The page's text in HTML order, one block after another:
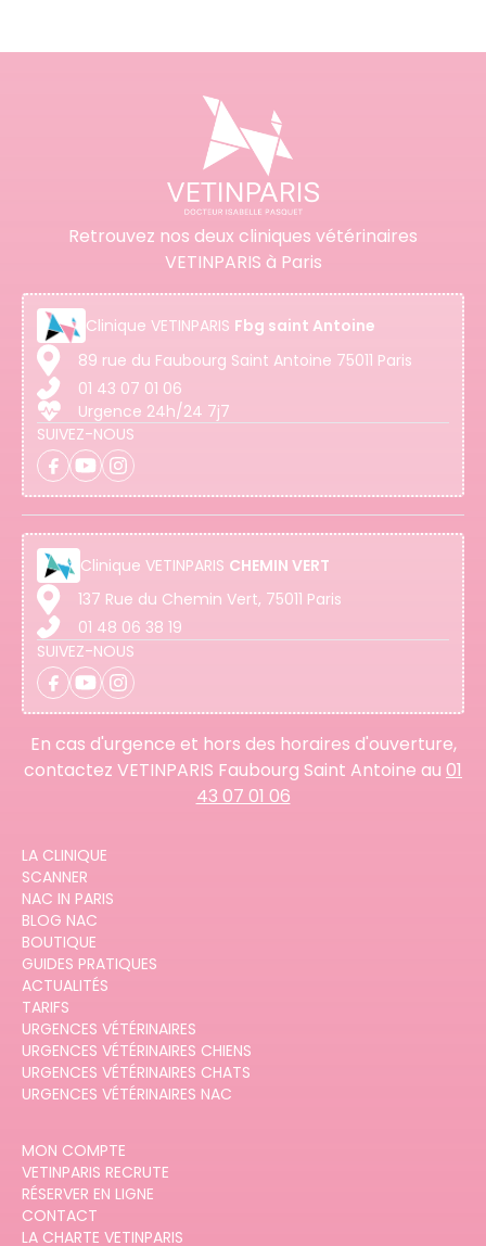
Retrouvez nos deux cliniques vétérinaires
VETINPARIS à Paris
Clinique VETINPARIS Fbg saint Antoine
89 rue du Faubourg Saint Antoine 75011 Paris
01 43 07 01 06
Urgence 24h/24 7j7
SUIVEZ-NOUS
Clinique VETINPARIS CHEMIN VERT
137 Rue du Chemin Vert, 75011 Paris
01 48 06 38 19
SUIVEZ-NOUS
En cas d'urgence et hors des horaires d'ouverture,
contactez VETINPARIS Faubourg Saint Antoine au 01
43 07 01 06
LA CLINIQUE
SCANNER
NAC IN PARIS
BLOG NAC
BOUTIQUE
GUIDES PRATIQUES
ACTUALITÉS
TARIFS
URGENCES VÉTÉRINAIRES
URGENCES VÉTÉRINAIRES CHIENS
URGENCES VÉTÉRINAIRES CHATS
URGENCES VÉTÉRINAIRES NAC
MON COMPTE
VETINPARIS RECRUTE
RÉSERVER EN LIGNE
CONTACT
LA CHARTE VETINPARIS